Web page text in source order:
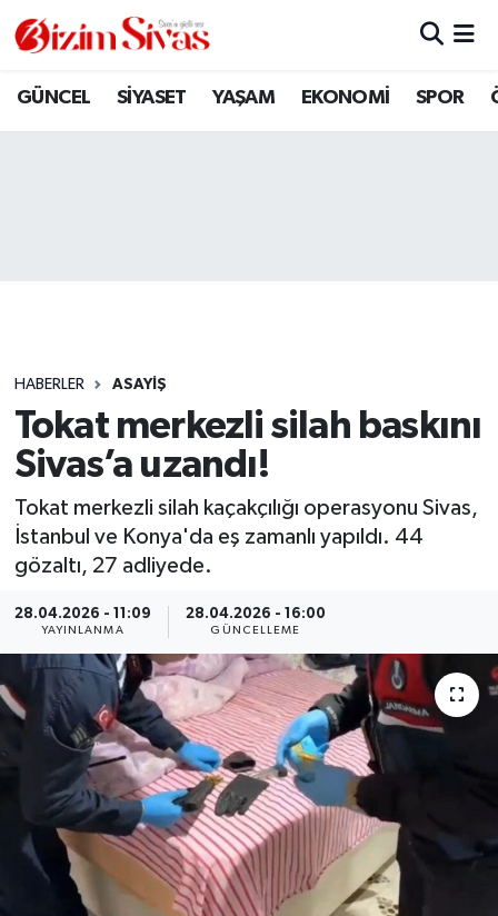
GÜNCEL SİYASET YAŞAM EKONOMİ SPOR
HABERLER ASAYİŞ
Tokat merkezli silah baskını
Sivas’a uzandı!
Tokat merkezli silah kaçakçılığı operasyonu Sivas,
İstanbul ve Konya'da eş zamanlı yapıldı. 44
gözaltı, 27 adliyede.
28.04.2026 - 11:09
YAYINLANMA
28.04.2026 - 16:00
GÜNCELLEME
ARAMIZDAN AYRILANLAR
GÜNCEL
KÜLTÜR
MAGAZİN
RESMİ İLANLAR
SAĞLIK
SİYASET
SOSYAL YARDIMLAR
SPONSORLU YAZI
Sivas Nöbetçi Eczaneler
Son Dakika Haberleri
Haber Arşivi